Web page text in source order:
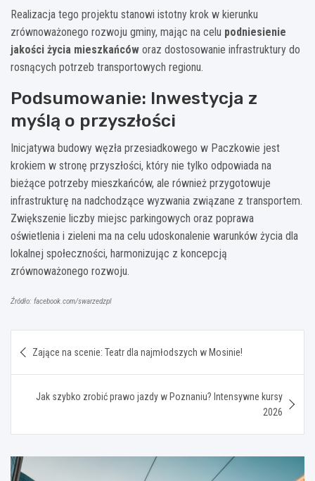
Realizacja tego projektu stanowi istotny krok w kierunku
zrównoważonego rozwoju gminy, mając na celu podniesienie
jakości życia mieszkańców oraz dostosowanie infrastruktury do
rosnących potrzeb transportowych regionu.
Podsumowanie: Inwestycja z
myślą o przyszłości
Inicjatywa budowy węzła przesiadkowego w Paczkowie jest
krokiem w stronę przyszłości, który nie tylko odpowiada na
bieżące potrzeby mieszkańców, ale również przygotowuje
infrastrukturę na nadchodzące wyzwania związane z transportem.
Zwiększenie liczby miejsc parkingowych oraz poprawa
oświetlenia i zieleni ma na celu udoskonalenie warunków życia dla
lokalnej społeczności, harmonizując z koncepcją
zrównoważonego rozwoju.
Źródło: facebook.com/swarzedzpl
wpisu
Zające na scenie: Teatr dla najmłodszych w Mosinie!
Jak szybko zrobić prawo jazdy w Poznaniu? Intensywne kursy
2026